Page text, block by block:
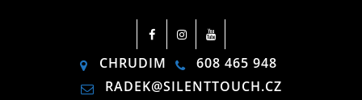
CHRUDIM
608 465 948
RADEK@SILENTTOUCH.CZ